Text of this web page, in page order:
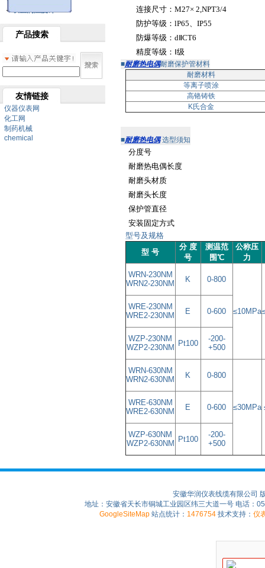
双金属温度计
产品搜索
友情链接
仪器仪表网
化工网
制药机械
chemical
连接尺寸：M27× 2,NPT3/4
防护等级：lP65、IP55
防爆等级：dⅡCT6
精度等级：Ⅰ级
■耐磨热电偶耐磨保护管材料
耐磨材料
等离子喷涂
高铬铸铁
K氏合金
■耐磨热电偶选型须知
分度号
耐磨热电偶长度
耐磨头材质
耐磨头长度
保护管直径
安装固定方式
型号及规格
型 号
分 度
号
测温范
围℃
公称压
力
WRN-230NM
WRN2-230NM
K 0-800
≤10MPa
WRE-230NM
WRE2-230NM
E 0-600
WZP-230NM
WZP2-230NM
Pt100
-200-
+500
WRN-630NM
WRN2-630NM
K 0-800
≤30MPa
WRE-630NM
WRE2-630NM
E 0-600
WZP-630NM
WZP2-630NM
Pt100
-200-
+500
安徽华润仪表线缆有限公司
地址：安徽省天长市铜城工业园区纬三大道一号 电话：
GoogleSiteMap 站点统计： 1476754 技术支持： 仪